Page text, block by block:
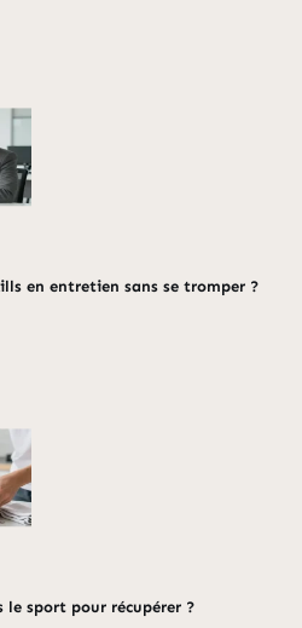
en entretien sans se tromper ?
le sport pour récupérer ?